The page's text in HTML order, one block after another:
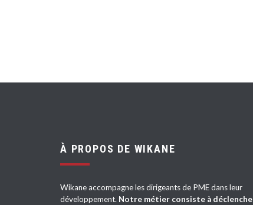
À PROPOS DE WIKANE
Wikane accompagne les dirigeants de PME dans leur
développement. Notre métier consiste à